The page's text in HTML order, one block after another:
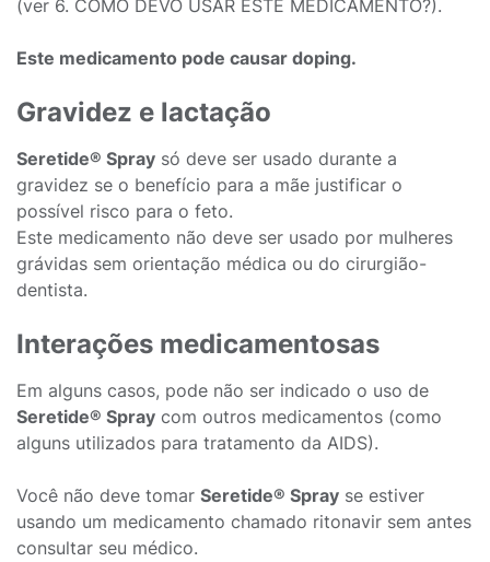
(ver 6. COMO DEVO USAR ESTE MEDICAMENTO?).
Este medicamento pode causar doping.
Gravidez e lactação
Seretide® Spray só deve ser usado durante a
gravidez se o benefício para a mãe justificar o
possível risco para o feto.
Este medicamento não deve ser usado por mulheres
grávidas sem orientação médica ou do cirurgião-
dentista.
Interações medicamentosas
Em alguns casos, pode não ser indicado o uso de
Seretide® Spray com outros medicamentos (como
alguns utilizados para tratamento da AIDS).
Você não deve tomar Seretide® Spray se estiver
usando um medicamento chamado ritonavir sem antes
consultar seu médico.